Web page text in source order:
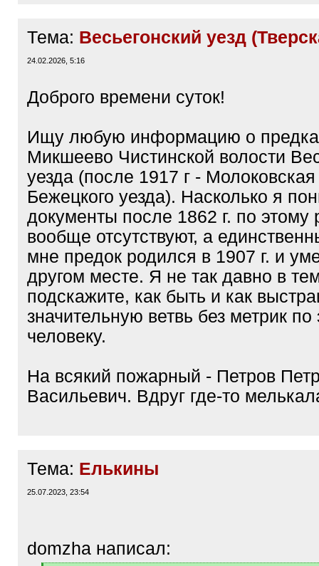
Тема: Весьегонский уезд
24.02.2026, 5:16
Доброго времени суток!
Ищу любую информацию о
Микшеево Чистинской волости
уезда (после 1917 г - Молоковская
Бежецкого уезда). Насколько я
документы после 1862 г. по этому
вообще отсутствуют, а
мне предок родился в 1907 г. и
другом месте. Я не так давно в
подскажите, как быть и как
значительную ветвь без метрик по
человеку.
На всякий пожарный - Петров
Васильевич. Вдруг где-то
Тема: Елькины
25.07.2023, 23:54
domzha написал: